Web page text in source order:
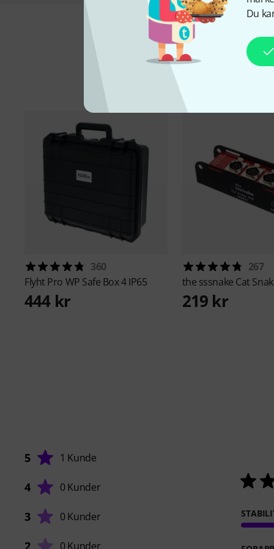
Du
360
Flyht Pro WP Safe Box 4 IP65
444 kr
267
the sssnake Cat
219 kr
5 1 Kunde
4 0 Kunder
3 0 Kunder
2 0 Kunder